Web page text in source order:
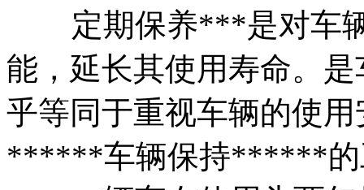
定期保养***是对车
能，延长其使用寿命。
乎等同于重视车辆的使
******车辆保持******的